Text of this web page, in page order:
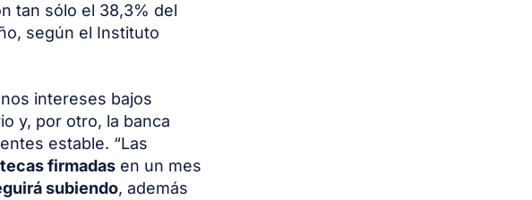
tan sólo el 38,3% del
según el Instituto
intereses bajos
y, por otro, la banca
estable. “Las
firmadas en un mes
subiendo, además